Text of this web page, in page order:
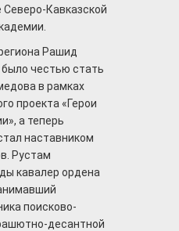
Северо-Кавказской
Рашид
честью стать
в рамках
проекта «Герои
а теперь
наставником
Рустам
кавалер ордена
поисково-
десантной